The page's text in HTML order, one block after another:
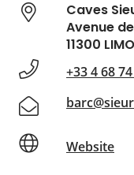
Caves
Avenue
11300
+33 4 68
Website